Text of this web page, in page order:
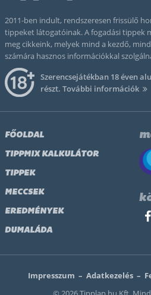
2011-ben indult, rendszeresen frissülő
tippeket látogatóinak. A fogadási tippek
meg cikkeink, melyek mind a kezdő,
számára hasznos információkkal
Szerencsejátékban 18 éven
részt. További információk
FŐOLDAL
TIPPMIX KALKULÁTOR
TIPPEK
MECCSEK
EREDMÉNYEK
DUMALÁDA
Impresszum – Adatkezelés –